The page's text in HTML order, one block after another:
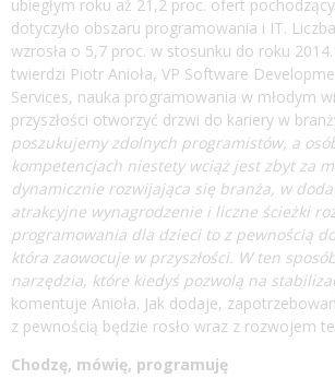
ubiegłym roku aż 21,2 proc. ofert
dotyczyło obszaru programowania i IT.
wzrosła o 5,7 proc. w stosunku do roku
twierdzi Piotr Anioła, VP Software
Services, nauka programowania w młodym
przyszłości otworzyć drzwi do kariery w
poszukujemy zdolnych programistów, a
kompetencjach niestety wciąż jest zbyt za
dynamicznie rozwijająca się branża, w
atrakcyjne wynagrodzenie i liczne ścieżki
programowania dla dzieci to z pewnością
która zaowocuje w przyszłości. W ten
narzędzia, które kiedyś pozwolą na
komentuje Anioła. Jak dodaje,
z pewnością będzie rosło wraz z rozwojem
Chodzę, mówię, programuję